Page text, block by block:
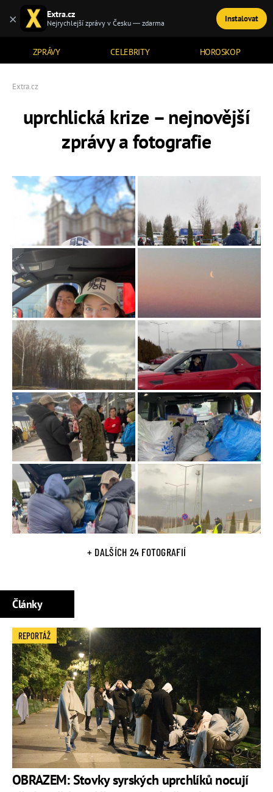
ZPRÁVY CELEBRITY HOROSKOP
TÉMATA
Extra.cz
uprchlická krize – nejnovější
zprávy a fotografie
+ DALŠÍCH 24 FOTOGRAFIÍ
Články
OBRAZEM: Stovky syrských uprchlíků nocují
REPORTÁŽ
× Extra.cz
Nejrychlejší zprávy v Česku — zdarma Instalovat